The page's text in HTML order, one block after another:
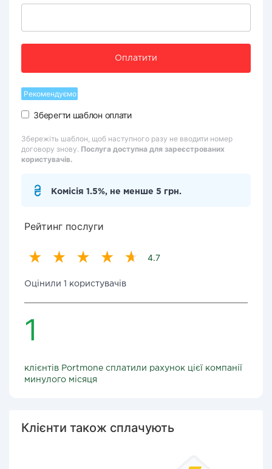
Оплатити
Рекомендуємо
Зберегти шаблон оплати
Збережіть шаблон, щоб наступного разу не вводити номер
договору знову. Послуга доступна для зареєстрованих
користувачів.
Комісія 1.5%, не менше 5 грн.
Рейтинг послуги
4.7
Оцінили 1 користувачів
1
клієнтів Portmone сплатили рахунок цієї компанії
минулого місяця
Клієнти також сплачують